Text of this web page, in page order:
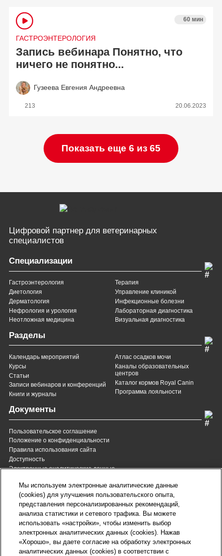
ГАСТРОЭНТЕРОЛОГИЯ
60 мин
Запись вебинара Понятно, что
ничего не понятно...
Гузеева Евгения Андреевна
213 20.06.2023
Показать еще 6 из 65
Цифровой партнер для ветеринарных
специалистов
Специализации
Гастроэнтерология
Диетология
Дерматология
Нефрология и урология
Неотложная медицина
Терапия
Управление клиникой
Инфекционные болезни
Лабораторная диагностика
Визуальная диагностика
Разделы
Календарь мероприятий
Курсы
Статьи
Записи вебинаров и конференций
Книги и журналы
Атлас осадков мочи
Каналы образовательных
центров
Каталог кормов Royal Canin
Программа лояльности
Документы
Пользовательское соглашение
Положение о конфиденциальности
Правила использования сайта
Доступность
Электронные аналитические данные
8 (800) 200-37-35
Служба Заботы для России
звонок бесплатный для
всех регионов России
8 (820) 007-137-35
Служба Заботы для
Республики Беларусь
contact@royalcanin.ru
Техническая поддержка
Карта сайта
Мы используем электронные аналитические данные
(cookies) для улучшения пользовательского опыта,
представления персонализированных рекомендаций,
анализа статистики и сетевого трафика. Вы можете
использовать «настройки», чтобы изменить выбор
электронных аналитических данных (cookies). Нажав
«Хорошо», вы даете согласие на обработку электронных
аналитических данных (cookies) в соответствии с